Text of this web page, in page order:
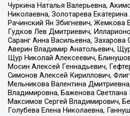
Чуркина Наталья Валерьевна,
Николаевна, Золотарева
Рачинский Ян Збигневич, Жемкова
Гудков Лев Дмитриевич,
Саранг Анна Васильевна, Захарова
Аверин Владимир Анатольевич,
Щур Николай Алексеевич,
Мосин Алексей Геннадьевич,
Симонов Алексей Кириллович,
Мельникова Валентина
Владимировна, Баженова Светлана
Максимов Сергей Владимирович,
Голубева Елена Николаевна,